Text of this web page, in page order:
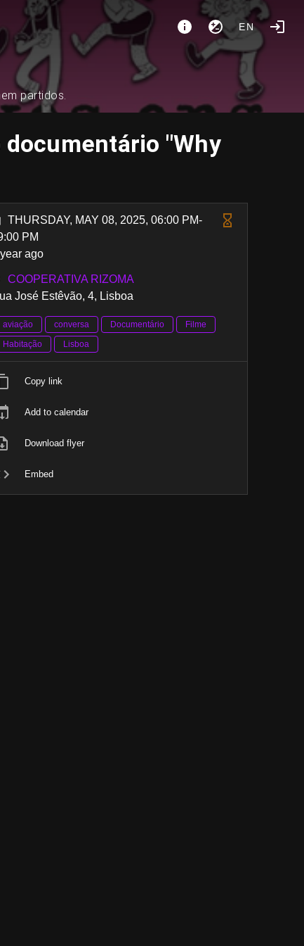
EN
partidos.
documentário "Why
THURSDAY, MAY 08, 2025, 06:00 PM-
PM
ago
COOPERATIVA RIZOMA
José Estêvão, 4, Lisboa
aviação conversa Documentário
Filme
Habitação
Lisboa
Copy link
Add to calendar
Download flyer
Embed